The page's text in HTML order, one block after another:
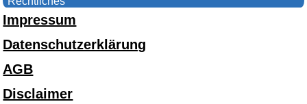
Impressum
Datenschutzerklärung
AGB
Disclaimer